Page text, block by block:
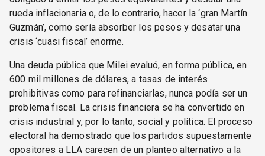
rueda inflacionaria o, de lo contrario, hacer la ‘gran Martín
Guzmán’, como sería absorber los pesos y desatar una
crisis ‘cuasi fiscal’ enorme.
Una deuda pública que Milei evaluó, en forma pública, en
600 mil millones de dólares, a tasas de interés
prohibitivas como para refinanciarlas, nunca podía ser un
problema fiscal. La crisis financiera se ha convertido en
crisis industrial y, por lo tanto, social y política. El proceso
electoral ha demostrado que los partidos supuestamente
opositores a LLA carecen de un planteo alternativo a la